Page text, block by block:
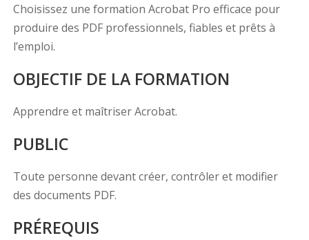
Choisissez une formation Acrobat Pro efficace pour
produire des PDF professionnels, fiables et prêts à
l’emploi.
OBJECTIF DE LA FORMATION
Apprendre et maîtriser Acrobat.
PUBLIC
Toute personne devant créer, contrôler et modifier
des documents PDF.
PRÉREQUIS